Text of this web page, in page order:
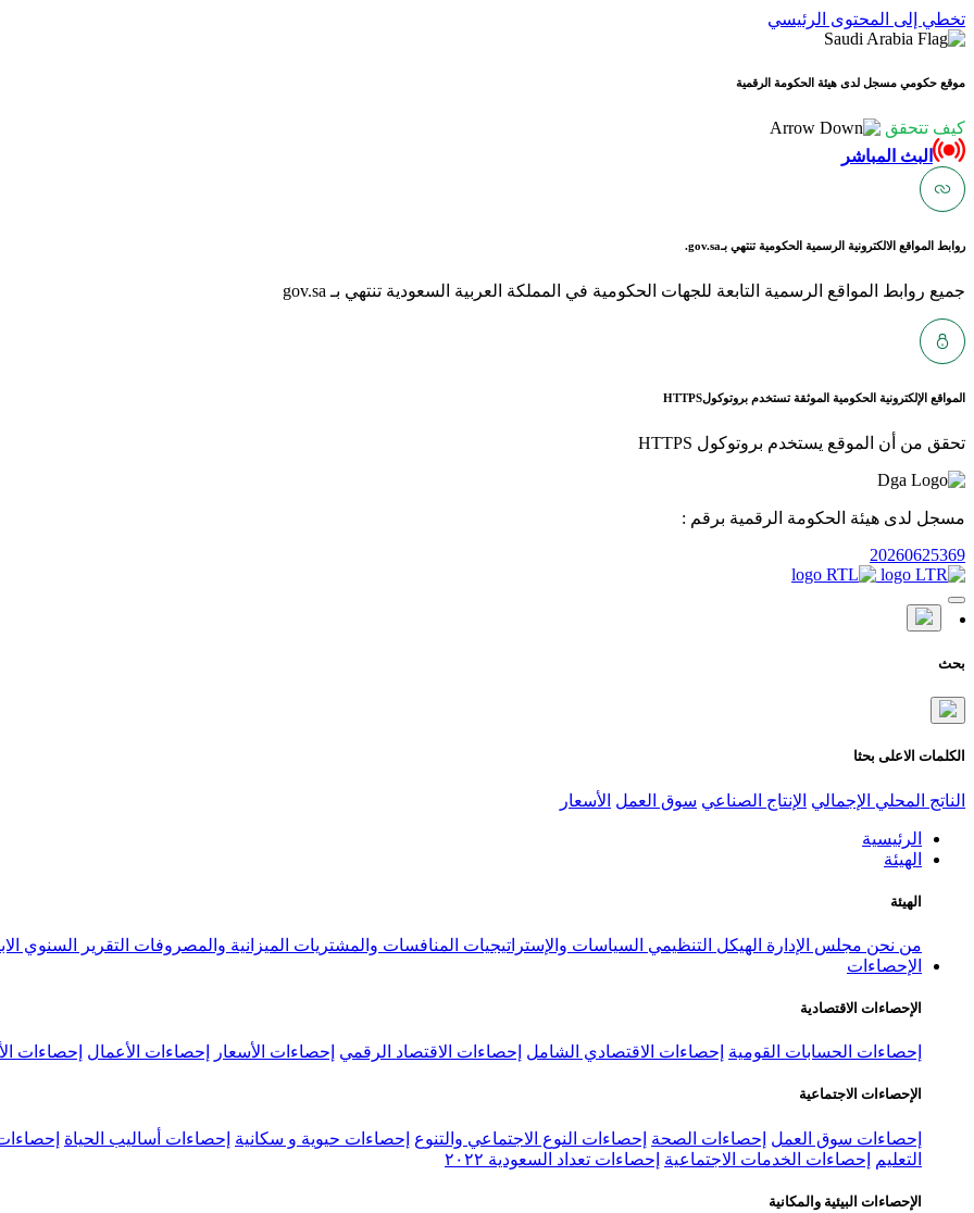
تخطي إلى المحتوى الرئيسي
موقع حكومي مسجل لدى هيئة الحكومة الرقمية
كيف تتحقق
البث المباشر
روابط المواقع الالكترونية الرسمية الحكومية تنتهي بـgov.sa.
جميع روابط المواقع الرسمية التابعة للجهات الحكومية في المملكة العربية السعودية تنتهي بـ gov.sa
المواقع الإلكترونية الحكومية الموثقة تستخدم بروتوكولHTTPS
تحقق من أن الموقع يستخدم بروتوكول HTTPS
مسجل لدى هيئة الحكومة الرقمية برقم :
20260625369
بحث
الكلمات الاعلى بحثا
الناتج المحلي الإجمالي الإنتاج الصناعي سوق العمل الأسعار
الرئيسية
الهيئة
الهيئة
من نحن مجلس الإدارة الهيكل التنظيمي السياسات والإستراتيجيات المنافسات والمشتريات الميزانية والمصروفات التقرير السنوي
الإحصاءات
الإحصاءات الاقتصادية
إحصاءات الحسابات القومية إحصاءات الاقتصادي الشامل إحصاءات الاقتصاد الرقمي إحصاءات الأسعار إحصاءات الأعمال إحصاءات
الإحصاءات الاجتماعية
إحصاءات سوق العمل إحصاءات الصحة إحصاءات النوع الاجتماعي والتنوع إحصاءات حيوية و سكانية إحصاءات أساليب الحياة
التعليم
إحصاءات الخدمات الاجتماعية إحصاءات تعداد السعودية ٢٠٢٢
الإحصاءات البيئية والمكانية